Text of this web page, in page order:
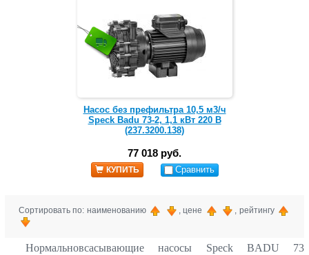
Насос без префильтра 10,5 м3/ч
Speck Badu 73-2, 1,1 кВт 220 В
(237.3200.138)
77 018 руб.
КУПИТЬ Сравнить
Сортировать по: наименованию , цене , рейтингу
Нормальновсасывающие насосы Speck BADU 73